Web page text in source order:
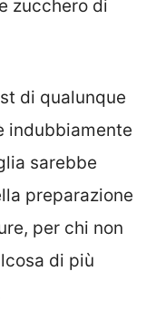
zucchero di
di qualunque
indubbiamente
sarebbe
preparazione
per chi non
di più